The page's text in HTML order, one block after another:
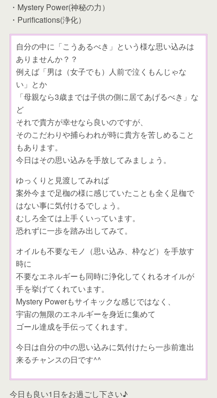
・Mystery Power(神秘の力）
・Purifications(浄化）
自分の中に「こうあるべき」という様な思い込みは
ありませんか？？
例えば「男は（女子でも）人前で泣くもんじゃな
い」とか
「母親なら3歳までは子供の側に居てあげるべき」な
ど
それで貴方が幸せなら良いのですが、
そのこだわりや捕らわれが時に貴方を苦しめること
もあります。
今日はその思い込みを手放してみましょう。
ゆっくりと見渡してみれば
案外今まで足枷の様に感じていたことも全く足枷で
はない事に気付けるでしょう。
むしろ全ては上手くいっています。
恐れずに一歩を踏み出してみて。
オイルも不要なモノ（思い込み、枠など）を手放す
時に
不要なエネルギーも同時に浄化してくれるオイルが
手を挙げてくれています。
Mystery Powerもサイキックな感じではなく、
宇宙の無限のエネルギーを身近に集めて
ゴール達成を手伝ってくれます。
今日は自分の中の思い込みに気付けたら一歩前進出
来るチャンスの日です^^
今日も良い1日をお過ごし下さい♪